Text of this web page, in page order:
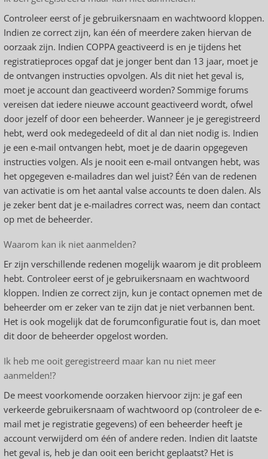
Controleer eerst of je gebruikersnaam en wachtwoord kloppen.
Indien ze correct zijn, kan één of meerdere zaken hiervan de
oorzaak zijn. Indien COPPA geactiveerd is en je tijdens het
registratieproces opgaf dat je jonger bent dan 13 jaar, moet je
de ontvangen instructies opvolgen. Als dit niet het geval is,
moet je account dan geactiveerd worden? Sommige forums
vereisen dat iedere nieuwe account geactiveerd wordt, ofwel
door jezelf of door een beheerder. Wanneer je je geregistreerd
hebt, werd ook medegedeeld of dit al dan niet nodig is. Indien
je een e-mail ontvangen hebt, moet je de daarin opgegeven
instructies volgen. Als je nooit een e-mail ontvangen hebt, was
het opgegeven e-mailadres dan wel juist? Één van de redenen
van activatie is om het aantal valse accounts te doen dalen. Als
je zeker bent dat je e-mailadres correct was, neem dan contact
op met de beheerder.
Waarom kan ik niet aanmelden?
Er zijn verschillende redenen mogelijk waarom je dit probleem
hebt. Controleer eerst of je gebruikersnaam en wachtwoord
kloppen. Indien ze correct zijn, kun je contact opnemen met de
beheerder om er zeker van te zijn dat je niet verbannen bent.
Het is ook mogelijk dat de forumconfiguratie fout is, dan moet
dit door de beheerder opgelost worden.
Ik heb me ooit geregistreerd maar kan nu niet meer
aanmelden!?
De meest voorkomende oorzaken hiervoor zijn: je gaf een
verkeerde gebruikersnaam of wachtwoord op (controleer de e-
mail met je registratie gegevens) of een beheerder heeft je
account verwijderd om één of andere reden. Indien dit laatste
het geval is, heb je dan ooit een bericht geplaatst? Het is